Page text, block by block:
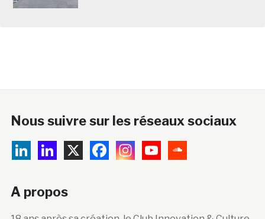
Nous suivre sur les réseaux sociaux
A propos